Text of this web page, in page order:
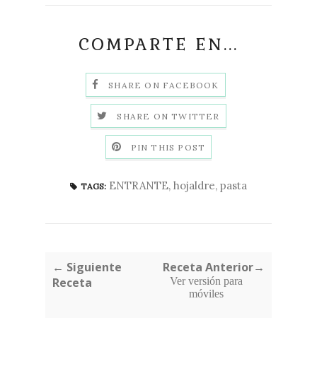
COMPARTE EN...
SHARE ON FACEBOOK
SHARE ON TWITTER
PIN THIS POST
TAGS: ENTRANTE, hojaldre, pasta
← Siguiente
Receta
Receta Anterior→
Ver versión para
móviles